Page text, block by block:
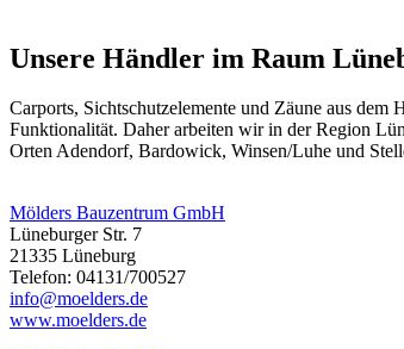
Unsere Händler im Raum
Carports, Sichtschutzelemente und Zäune aus dem
Funktionalität. Daher arbeiten wir in der Region
Orten Adendorf, Bardowick, Winsen/Luhe und
Mölders Bauzentrum GmbH
Lüneburger Str. 7
21335 Lüneburg
Telefon: 04131/700527
info@moelders.de
www.moelders.de